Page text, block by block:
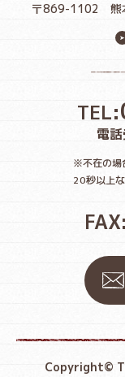
〒869-1102 熊
TEL:
電
※不在の場
20秒以上
Copyright©